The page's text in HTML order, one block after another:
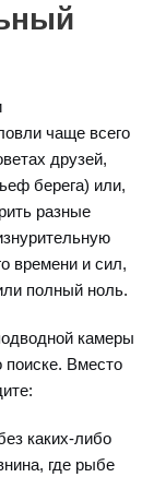
чаще всего
друзей,
берега) или,
разные
времени и сил,
полный ноль.
камеры
поиске. Вместо
каких-либо
где рыбе